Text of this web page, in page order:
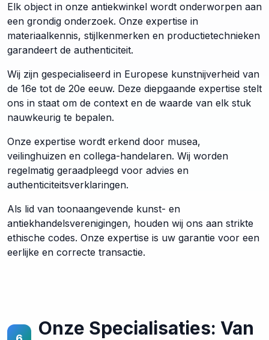
Elk object in onze antiekwinkel wordt onderworpen aan
een grondig onderzoek. Onze expertise in
materiaalkennis, stijlkenmerken en productietechnieken
garandeert de authenticiteit.
Wij zijn gespecialiseerd in Europese kunstnijverheid van
de 16e tot de 20e eeuw. Deze diepgaande expertise stelt
ons in staat om de context en de waarde van elk stuk
nauwkeurig te bepalen.
Onze expertise wordt erkend door musea,
veilinghuizen en collega-handelaren. Wij worden
regelmatig geraadpleegd voor advies en
authenticiteitsverklaringen.
Als lid van toonaangevende kunst- en
antiekhandelsverenigingen, houden wij ons aan strikte
ethische codes. Onze expertise is uw garantie voor een
eerlijke en correcte transactie.
Onze Specialisaties: Van